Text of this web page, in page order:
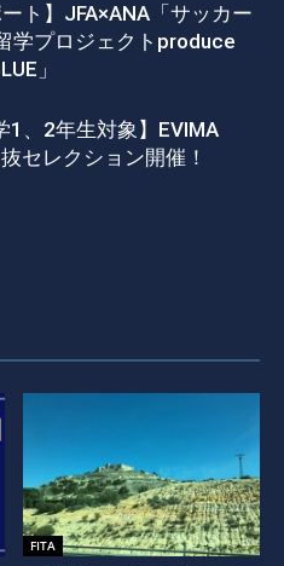
ート】JFA×ANA「サッカー
学プロジェクトproduce
」
1、2年生対象】EVIMA
セレクション開催！
FITA